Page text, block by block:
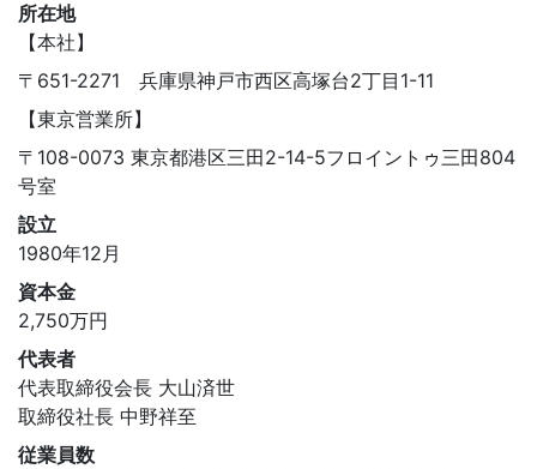
所在地
【本社】
〒651-2271 兵庫県神戸市西区高塚台2丁目1-11
【東京営業所】
〒108-0073 東京都港区三田2-14-5フロイントゥ三田804
号室
設立
1980年12月
資本金
2,750万円
代表者
代表取締役会長 大山済世
取締役社長 中野祥至
従業員数